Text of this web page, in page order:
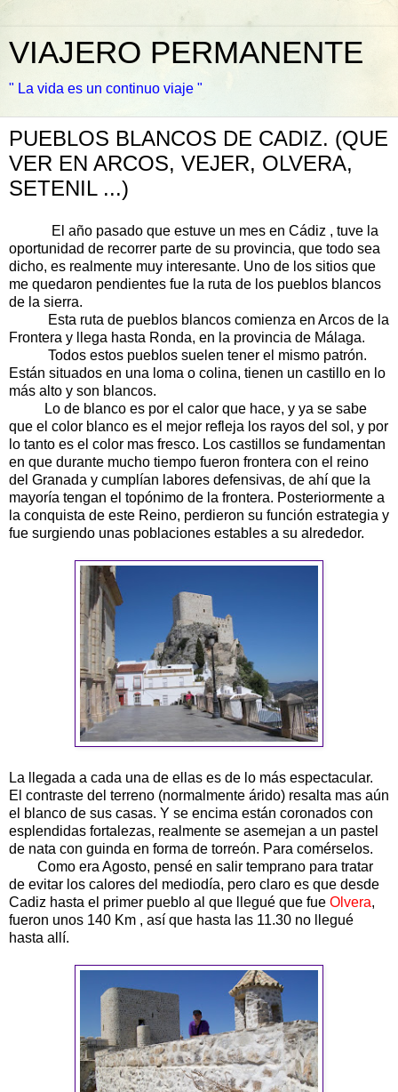
VIAJERO PERMANENTE
" La vida es un continuo viaje "
PUEBLOS BLANCOS DE CADIZ. (QUE
VER EN ARCOS, VEJER, OLVERA,
SETENIL ...)
El año pasado que estuve un mes en Cádiz , tuve la
oportunidad de recorrer parte de su provincia, que todo sea
dicho, es realmente muy interesante. Uno de los sitios que
me quedaron pendientes fue la ruta de los pueblos blancos
de la sierra.
Esta ruta de pueblos blancos comienza en Arcos de la
Frontera y llega hasta Ronda, en la provincia de Málaga.
Todos estos pueblos suelen tener el mismo patrón.
Están situados en una loma o colina, tienen un castillo en lo
más alto y son blancos.
Lo de blanco es por el calor que hace, y ya se sabe
que el color blanco es el mejor refleja los rayos del sol, y por
lo tanto es el color mas fresco. Los castillos se fundamentan
en que durante mucho tiempo fueron frontera con el reino
del Granada y cumplían labores defensivas, de ahí que la
mayoría tengan el topónimo de la frontera. Posteriormente a
la conquista de este Reino, perdieron su función estrategia y
fue surgiendo unas poblaciones estables a su alrededor.
La llegada a cada una de ellas es de lo más espectacular.
El contraste del terreno (normalmente árido) resalta mas aún
el blanco de sus casas. Y se encima están coronados con
esplendidas fortalezas, realmente se asemejan a un pastel
de nata con guinda en forma de torreón. Para comérselos.
Como era Agosto, pensé en salir temprano para tratar
de evitar los calores del mediodía, pero claro es que desde
Cadiz hasta el primer pueblo al que llegué que fue Olvera,
fueron unos 140 Km , así que hasta las 11.30 no llegué
hasta allí.